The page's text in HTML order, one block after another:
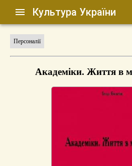
Культура України
Персоналії
Академіки. Життя в